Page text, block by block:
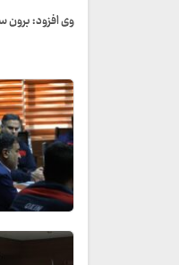
وی افزود: برون